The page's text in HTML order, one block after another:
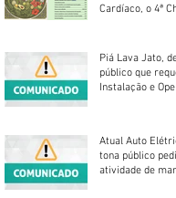
Cardíaco, o 4ª
Piá Lava Jato,
público que
Instalação e
Atual Auto
tona público
atividade de